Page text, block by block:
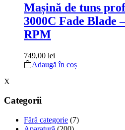
Mașină de tuns
3000C Fade Blade
RPM
749,00 lei
Adaugă în coș
X
Categorii
Fără categorie (7)